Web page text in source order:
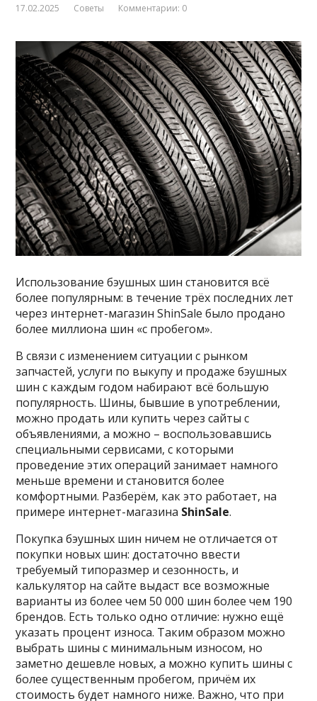
17.02.2025 Советы Комментарии: 0
Использование бэушных шин становится всё
более популярным: в течение трёх последних лет
через интернет-магазин ShinSale было продано
более миллиона шин «с пробегом».
В связи с изменением ситуации с рынком
запчастей, услуги по выкупу и продаже бэушных
шин с каждым годом набирают всё большую
популярность. Шины, бывшие в употреблении,
можно продать или купить через сайты с
объявлениями, а можно – воспользовавшись
специальными сервисами, с которыми
проведение этих операций занимает намного
меньше времени и становится более
комфортными. Разберём, как это работает, на
примере интернет-магазина ShinSale.
Покупка бэушных шин ничем не отличается от
покупки новых шин: достаточно ввести
требуемый типоразмер и сезонность, и
калькулятор на сайте выдаст все возможные
варианты из более чем 50 000 шин более чем 190
брендов. Есть только одно отличие: нужно ещё
указать процент износа. Таким образом можно
выбрать шины с минимальным износом, но
заметно дешевле новых, а можно купить шины с
более существенным пробегом, причём их
стоимость будет намного ниже. Важно, что при